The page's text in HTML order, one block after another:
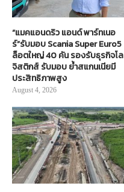
“แมคแอนดริว แอนด์ พาร์ทเนอ
ร์”รับมอบ Scania Super Euro5
ล็อตใหญ่ 40 คัน รองรับธุรกิจโล
จิสติกส์ รับมอบ ย้ำสแกนเนียมี
ประสิทธิภาพสูง
August 4, 2026